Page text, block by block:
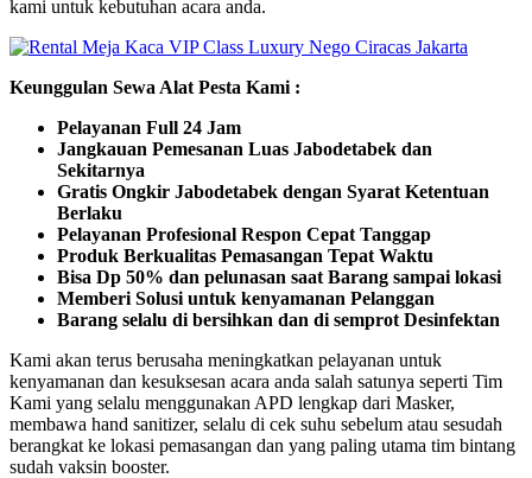
kami untuk kebutuhan acara anda.
Keunggulan Sewa Alat Pesta Kami :
Pelayanan Full 24 Jam
Jangkauan Pemesanan Luas Jabodetabek dan
Sekitarnya
Gratis Ongkir Jabodetabek dengan Syarat Ketentuan
Berlaku
Pelayanan Profesional Respon Cepat Tanggap
Produk Berkualitas Pemasangan Tepat Waktu
Bisa Dp 50% dan pelunasan saat Barang sampai lokasi
Memberi Solusi untuk kenyamanan Pelanggan
Barang selalu di bersihkan dan di semprot Desinfektan
Kami akan terus berusaha meningkatkan pelayanan untuk
kenyamanan dan kesuksesan acara anda salah satunya seperti Tim
Kami yang selalu menggunakan APD lengkap dari Masker,
membawa hand sanitizer, selalu di cek suhu sebelum atau sesudah
berangkat ke lokasi pemasangan dan yang paling utama tim bintang
sudah vaksin booster.